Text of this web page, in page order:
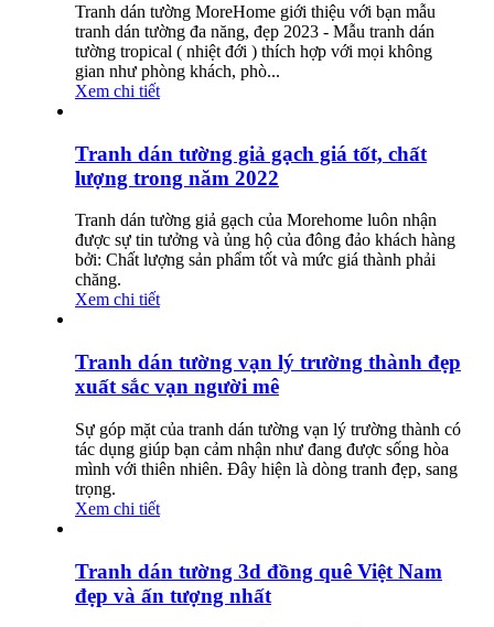
Tranh dán tường MoreHome giới thiệu với bạn mẫu
tranh dán tường đa năng, đẹp 2023 - Mẫu tranh dán
tường tropical ( nhiệt đới ) thích hợp với mọi không
gian như phòng khách, phò...
Xem chi tiết
Tranh dán tường giả gạch giá tốt, chất
lượng trong năm 2022
Tranh dán tường giả gạch của Morehome luôn nhận
được sự tin tưởng và ủng hộ của đông đảo khách hàng
bởi: Chất lượng sản phẩm tốt và mức giá thành phải
chăng.
Xem chi tiết
Tranh dán tường vạn lý trường thành đẹp
xuất sắc vạn người mê
Sự góp mặt của tranh dán tường vạn lý trường thành có
tác dụng giúp bạn cảm nhận như đang được sống hòa
mình với thiên nhiên. Đây hiện là dòng tranh đẹp, sang
trọng.
Xem chi tiết
Tranh dán tường 3d đồng quê Việt Nam
đẹp và ấn tượng nhất